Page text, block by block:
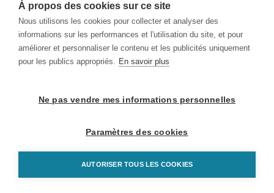
À propos des cookies sur ce site
Nous utilisons les cookies pour collecter et analyser des
informations sur les performances et l'utilisation du site, et pour
améliorer et personnaliser le contenu et les publicités uniquement
pour les publics appropriés. En savoir plus
Ne pas vendre mes informations personnelles
Paramètres des cookies
AUTORISER TOUS LES COOKIES